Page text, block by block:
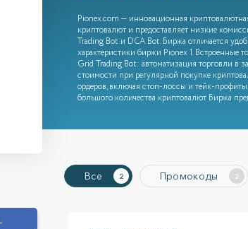
Pionex.com — инновационная
криптовалют и предоставляет низкие
Trading Bot и DCA Bot. Биржа отличается
характеристики биржи Pionex 1. Встроенные
Grid Trading Bot: автоматизация торговли в
стоимости при регулярной покупке
ордеров, включая стоп-лоссы и тейк-
большого количества криптовалют Биржа
Все 2 Промокоды 2